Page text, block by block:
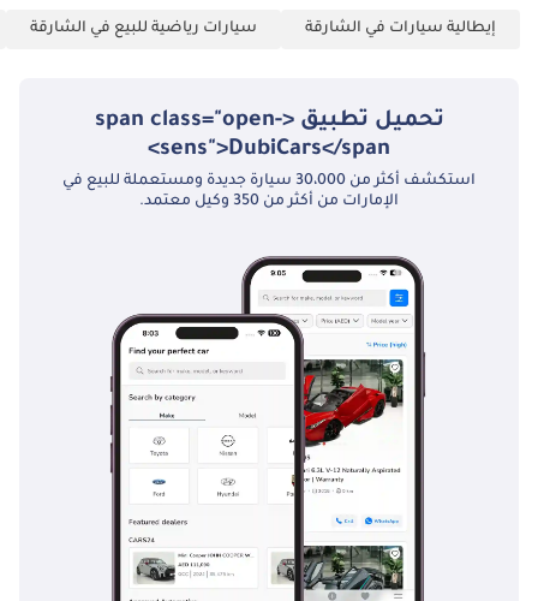
الشراء للتصدير. •
من السيارات الفريدة
العصرية. • تحديثات
الشحن لمبيعات
التصدير. ------------------
----------------------- لماذا
تختار سيارات ستير
ويل؟ • منذ عام 1984 •
الأسعار في السوق. •
السيارات في سوق
إيطالية سيارات في الشارقة سيارات رياضية للبيع في الشارقة
تحميل تطبيق <span class="open-
sens">DubiCars</span>
استكشف أكثر من 30،000 سيارة جديدة ومستعملة للبيع في
الإمارات من أكثر من 350 وكيل معتمد.